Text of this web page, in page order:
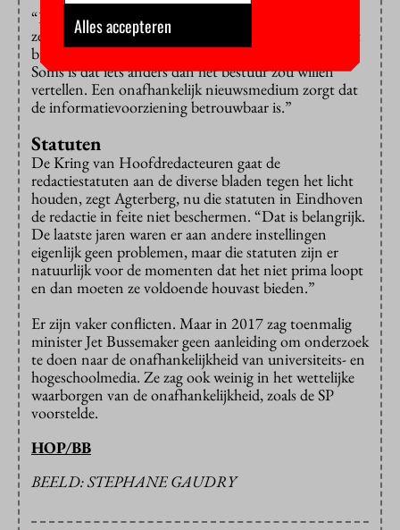
“Een universiteit is een academische gemeenschap”,
zegt Agterberg, “en daar horen transparantie en debat
bij. Wat moeten studenten en medewerkers weten?
Soms is dat iets anders dan het bestuur zou willen
vertellen. Een onafhankelijk nieuwsmedium zorgt dat
de informatievoorziening betrouwbaar is.”
Statuten
De Kring van Hoofdredacteuren gaat de
redactiestatuten aan de diverse bladen tegen het licht
houden, zegt Agterberg, nu die statuten in Eindhoven
de redactie in feite niet beschermen. “Dat is belangrijk.
De laatste jaren waren er aan andere instellingen
eigenlijk geen problemen, maar die statuten zijn er
natuurlijk voor de momenten dat het niet prima loopt
en dan moeten ze voldoende houvast bieden.”
Er zijn vaker conflicten. Maar in 2017 zag toenmalig
minister Jet Bussemaker geen aanleiding om onderzoek
te doen naar de onafhankelijkheid van universiteits- en
hogeschoolmedia. Ze zag ook weinig in het wettelijke
waarborgen van de onafhankelijkheid, zoals de SP
voorstelde.
HOP/BB
BEELD: STEPHANE GAUDRY
Alles accepteren